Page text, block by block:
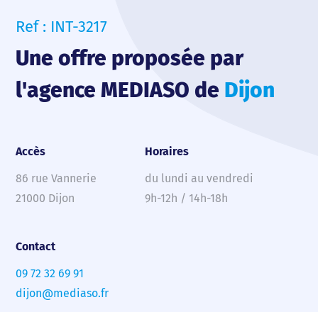
Ref : INT-3217
Une offre proposée par
l'agence MEDIASO de Dijon
Accès
86 rue Vannerie
21000 Dijon
Horaires
du lundi au vendredi
9h-12h / 14h-18h
Contact
09 72 32 69 91
dijon@mediaso.fr